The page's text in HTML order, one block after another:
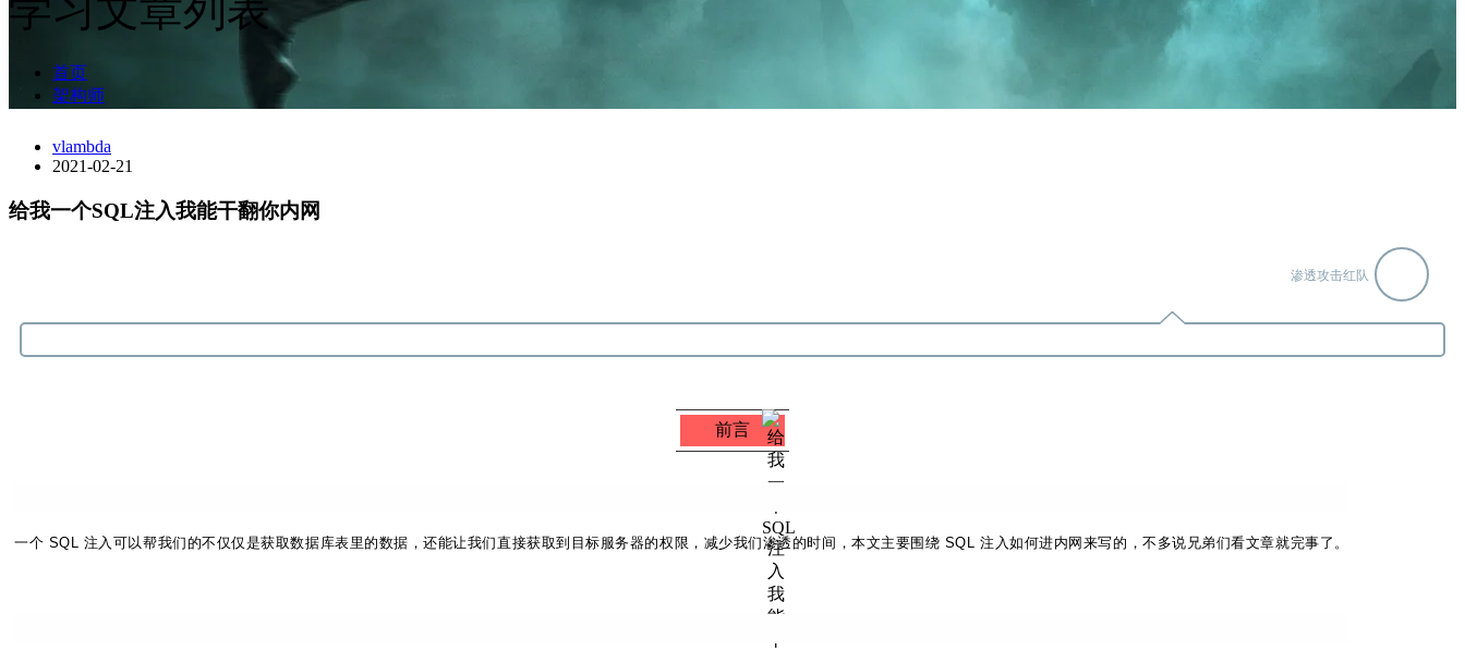
学习文章列表
首页
架构师
vlambda
2021-02-21
给我一个SQL注入我能干翻你内网
渗透攻击红队
前言
一个 SQL 注入可以帮我们的不仅仅是获取数据库表里的数据，还能让我们直接获取到目标服务器的权限，减少我们渗透的时间，本文主要围绕 SQL 注入如何进内网来写的，不多说兄弟们看文章就完事了。